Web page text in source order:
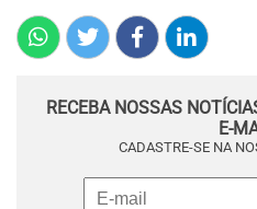
RECEBA NOSSAS
E-
CADASTRE-SE NA